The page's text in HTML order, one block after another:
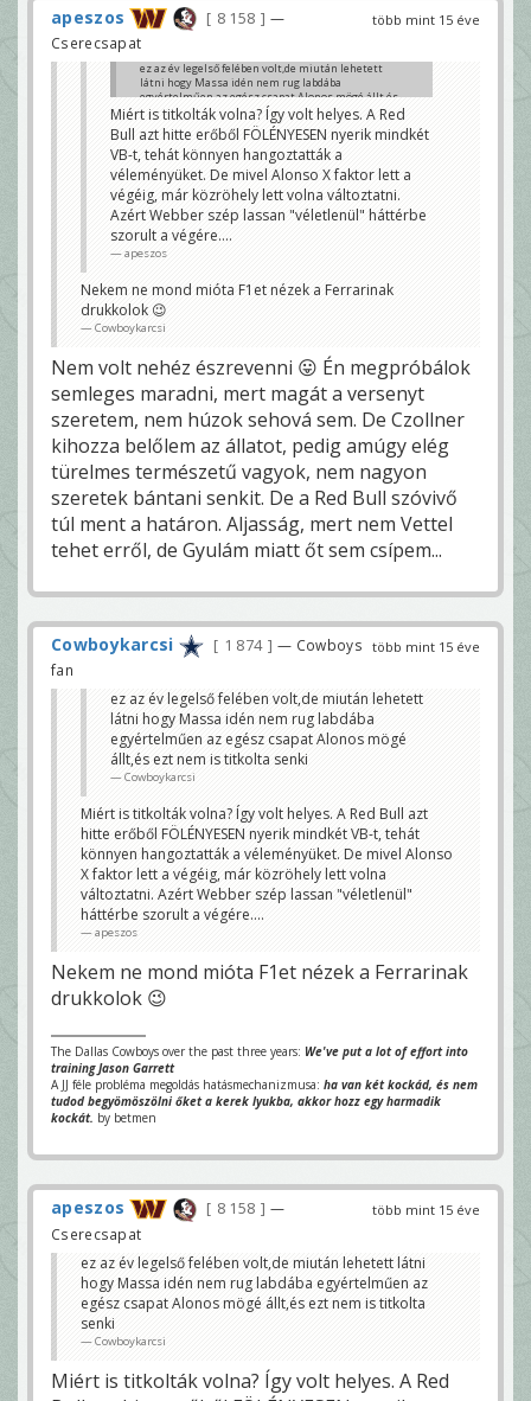
több mint 15 éve
apeszos 8 158
—
Cserecsapat
ez az év legelső felében volt,de miután lehetett
látni hogy Massa idén nem rug labdába
egyértelműen az egész csapat Alonos mögé állt,és
ezt nem is titkolta senki
Miért is titkolták volna? Így volt helyes. A Red
Bull azt hitte erőből FÖLÉNYESEN nyerik mindkét
VB-t, tehát könnyen hangoztatták a
véleményüket. De mivel Alonso X faktor lett a
végéig, már közröhely lett volna változtatni.
Azért Webber szép lassan "véletlenül" háttérbe
szorult a végére....
apeszos
Nekem ne mond mióta F1et nézek a Ferrarinak
drukkolok 😉
Cowboykarcsi
Nem volt nehéz észrevenni 😛 Én megpróbálok
semleges maradni, mert magát a versenyt
szeretem, nem húzok sehová sem. De Czollner
kihozza belőlem az állatot, pedig amúgy elég
türelmes természetű vagyok, nem nagyon
szeretek bántani senkit. De a Red Bull szóvivő
túl ment a határon. Aljasság, mert nem Vettel
tehet erről, de Gyulám miatt őt sem csípem...
több mint 15 éve
Cowboykarcsi 1 874
— Cowboys
fan
ez az év legelső felében volt,de miután lehetett
látni hogy Massa idén nem rug labdába
egyértelműen az egész csapat Alonos mögé
állt,és ezt nem is titkolta senki
Cowboykarcsi
Miért is titkolták volna? Így volt helyes. A Red Bull azt
hitte erőből FÖLÉNYESEN nyerik mindkét VB-t, tehát
könnyen hangoztatták a véleményüket. De mivel Alonso
X faktor lett a végéig, már közröhely lett volna
változtatni. Azért Webber szép lassan "véletlenül"
háttérbe szorult a végére....
apeszos
Nekem ne mond mióta F1et nézek a Ferrarinak
drukkolok 😉
The Dallas Cowboys over the past three years: We've put a lot of effort into
training Jason Garrett
A JJ féle probléma megoldás hatásmechanizmusa: ha van két kockád, és nem
tudod begyömöszölni őket a kerek lyukba, akkor hozz egy harmadik
kockát. by betmen
több mint 15 éve
apeszos 8 158
—
Cserecsapat
ez az év legelső felében volt,de miután lehetett látni
hogy Massa idén nem rug labdába egyértelműen az
egész csapat Alonos mögé állt,és ezt nem is titkolta
senki
Cowboykarcsi
Miért is titkolták volna? Így volt helyes. A Red